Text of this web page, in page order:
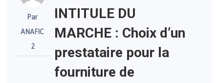
Par
ANAFIC
2
INTITULE DU
MARCHE : Choix d’un
prestataire pour la
fourniture de